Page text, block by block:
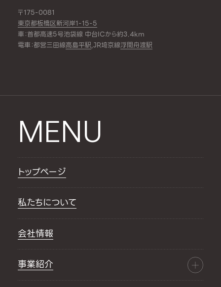
〒175-0081
東京都板橋区新河岸1-15-5
車：首都高速5号池袋線 中台ICから約3.4km
電車：都営三田線高島平駅,JR埼京線浮間舟渡駅
MENU
トップページ
私たちについて
会社情報
事業紹介